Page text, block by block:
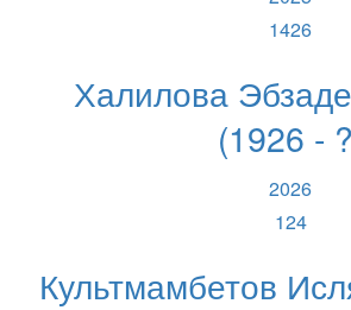
1426
Халилова
(1926 -
2026
124
Культмамбетов